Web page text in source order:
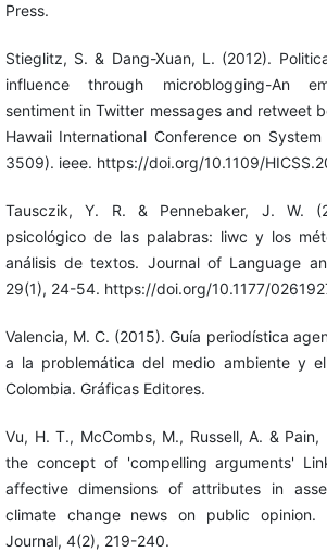
Press.
Stieglitz, S. & Dang-Xuan, L. (2012).
influence through microblogging-An
sentiment in Twitter messages and retweet
Hawaii International Conference on
3509). ieee. https://doi.org/10.1109/
Tausczik, Y. R. & Pennebaker, J. W.
psicológico de las palabras: liwc y los
análisis de textos. Journal of Language
29(1), 24-54. https://doi.org/10.1177/
Valencia, M. C. (2015). Guía periodística
a la problemática del medio ambiente y
Colombia. Gráficas Editores.
Vu, H. T., McCombs, M., Russell, A. &
the concept of 'compelling arguments'
affective dimensions of attributes in
climate change news on public opinion.
Journal, 4(2), 219-240.